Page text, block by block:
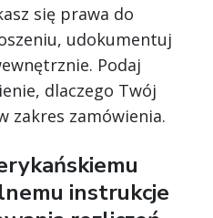
się prawa do
udokumentuj
Podaj
dlaczego Twój
zakres zamówienia.
instrukcje